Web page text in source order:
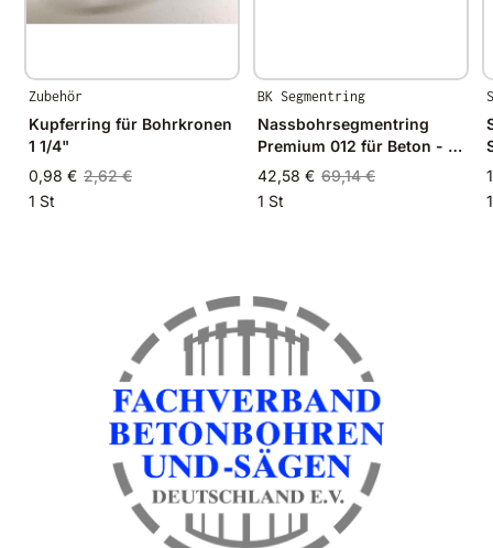
Zubehör
Kupferring für Bohrkronen
1 1/4"
0,98 € 2,62 €
1 St
BK Segmentring
Nassbohrsegmentring
Premium 012 für Beton - Ø
42mm - 42/35mm
42,58 € 69,14 €
1 St